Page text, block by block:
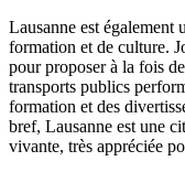
Lausanne est également
formation et de culture.
pour proposer à la fois
transports publics
formation et des
bref, Lausanne est une
vivante, très appréciée